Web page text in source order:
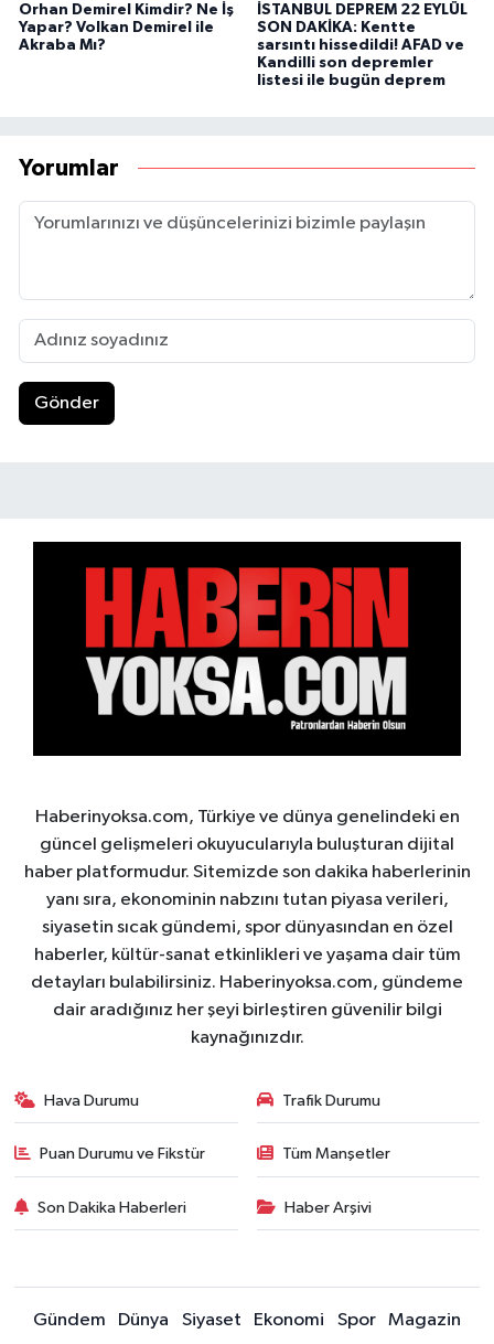
Orhan Demirel Kimdir? Ne İş
Yapar? Volkan Demirel ile
Akraba Mı?
İSTANBUL DEPREM 22 EYLÜL
SON DAKİKA: Kentte
sarsıntı hissedildi! AFAD ve
Kandilli son depremler
listesi ile bugün deprem
Yorumlar
Gönder
Haberinyoksa.com, Türkiye ve dünya genelindeki en
güncel gelişmeleri okuyucularıyla buluşturan dijital
haber platformudur. Sitemizde son dakika haberlerinin
yanı sıra, ekonominin nabzını tutan piyasa verileri,
siyasetin sıcak gündemi, spor dünyasından en özel
haberler, kültür-sanat etkinlikleri ve yaşama dair tüm
detayları bulabilirsiniz. Haberinyoksa.com, gündeme
dair aradığınız her şeyi birleştiren güvenilir bilgi
kaynağınızdır.
Hava Durumu Trafik Durumu
Puan Durumu ve Fikstür Tüm Manşetler
Son Dakika Haberleri Haber Arşivi
Gündem Dünya Siyaset Ekonomi Spor Magazin